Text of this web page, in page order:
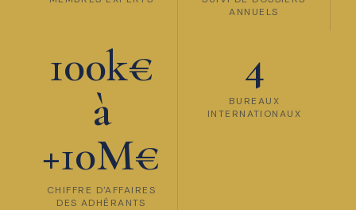
ANNUELS
100k€
à
+10M€
CHIFFRE D'AFFAIRES
DES ADHÉRANTS
4
BUREAUX
INTERNATIONAUX